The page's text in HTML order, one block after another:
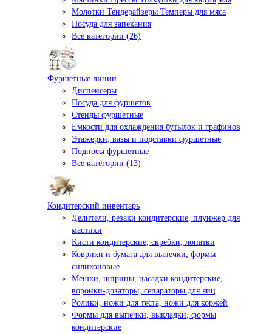
Молотки Тендерайзеры Темперы для мяса
Посуда для запекания
Все категории (26)
Фуршетные линии
Диспенсеры
Посуда для фуршетов
Стенды фуршетные
Емкости для охлаждения бутылок и графинов
Этажерки, вазы и подставки фуршетные
Подносы фуршетные
Все категории (13)
Кондитерский инвентарь
Делители, резаки кондитерские, плунжер для
мастики
Кисти кондитерские, скребки, лопатки
Коврики и бумага для выпечки, формы
силиконовые
Мешки, шприцы, насадки кондитерские,
воронки-дозаторы, сепараторы для яиц
Ролики, ножи для теста, ножи для коржей
Формы для выпечки, выкладки, формы
кондитерские